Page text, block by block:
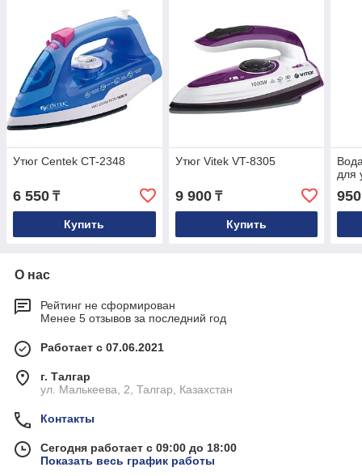
Утюг Centek CT-2348
6 550 ₸
Купить
Утюг Vitek VT-8305
9 900₸
Купить
для
950
О нас
Рейтинг не сформирован
Менее 5 отзывов за последний год
Работает с 07.06.2021
г. Талгар
ул. Малькеева, 2, Талгар, Казахстан
Контакты
Сегодня работает с 09:00 до 18:00
Показать весь график работы